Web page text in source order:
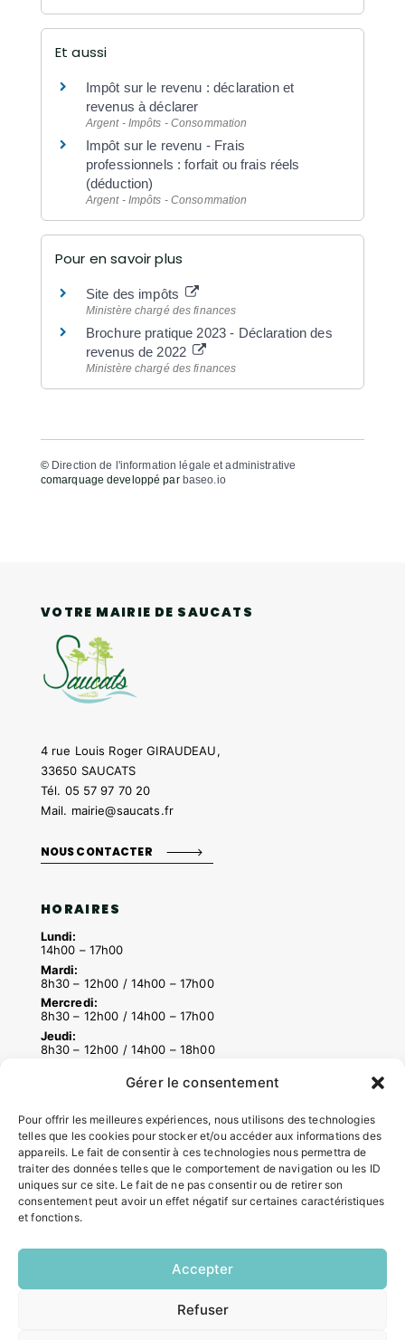
Gérer le consentement
Pour offrir les meilleures expériences, nous utilisons des technologies
telles que les cookies pour stocker et/ou accéder aux informations des
appareils. Le fait de consentir à ces technologies nous permettra de
traiter des données telles que le comportement de navigation ou les ID
uniques sur ce site. Le fait de ne pas consentir ou de retirer son
consentement peut avoir un effet négatif sur certaines caractéristiques
et fonctions.
Accepter
Refuser
Et aussi
Impôt sur le revenu : déclaration et
revenus à déclarer
Argent - Impôts - Consommation
Impôt sur le revenu - Frais
professionnels : forfait ou frais réels
(déduction)
Argent - Impôts - Consommation
Pour en savoir plus
Site des impôts
Ministère chargé des finances
Brochure pratique 2023 - Déclaration des
revenus de 2022
Ministère chargé des finances
© Direction de l'information légale et administrative
comarquage developpé par baseo.io
VOTRE MAIRIE DE SAUCATS
4 rue Louis Roger GIRAUDEAU,
33650 SAUCATS
Tél. 05 57 97 70 20
Mail. mairie@saucats.fr
NOUS CONTACTER
HORAIRES
Lundi:
14h00 – 17h00
Mardi:
8h30 – 12h00 / 14h00 – 17h00
Mercredi:
8h30 – 12h00 / 14h00 – 17h00
Jeudi:
8h30 – 12h00 / 14h00 – 18h00
8h30 – 12h00 / 14h00 – 16h30
ACCÉS RAPIDES
Contacter la mairie
Pôle santé
Le Saucatais
Restauration scolaire
Demander un composteur